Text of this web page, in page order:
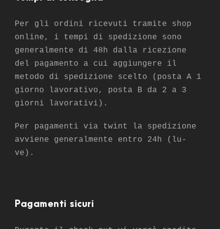
Per gli ordini ricevuti tramite shop
online, i tempi di spedizione sono
generalmente di 48h dalla ricezione
del pagamento a cui aggiungere il
metodo di spedizione scelto (posta A 1
giorno lavorativo, posta B da 2 a 3
giorni lavorativi).
Per pagamenti via twint la spedizione
avviene generalmente entro 24h (lu-
ve).
Pagamenti sicuri